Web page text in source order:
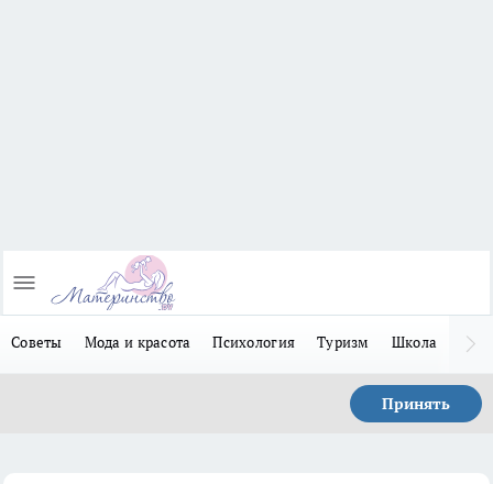
Советы Мода и красота Психология Туризм Школа
Принять